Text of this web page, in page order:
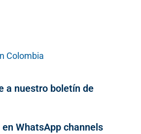
Colombia
a nuestro boletín de
WhatsApp channels